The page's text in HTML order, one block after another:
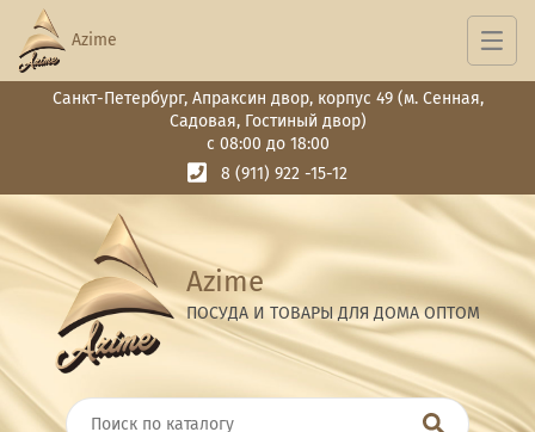
Санкт-Петербург, Апраксин двор, корпус 49 (м. Сенная,
Садовая, Гостиный двор)
с 08:00 до 18:00
8 (911) 922 -15-12
Azime
ПОСУДА И ТОВАРЫ ДЛЯ ДОМА ОПТОМ
Azime